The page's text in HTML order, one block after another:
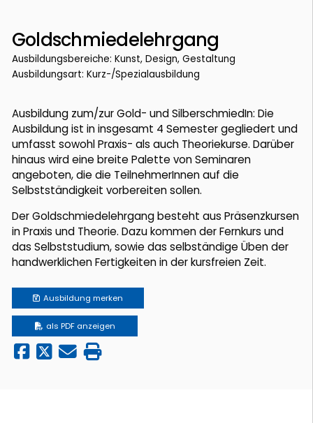
Goldschmiedelehrgang
Ausbildungsbereiche: Kunst, Design, Gestaltung
Ausbildungsart: Kurz-/Spezialausbildung
Ausbildung zum/zur Gold- und SilberschmiedIn: Die
Ausbildung ist in insgesamt 4 Semester gegliedert und
umfasst sowohl Praxis- als auch Theoriekurse. Darüber
hinaus wird eine breite Palette von Seminaren
angeboten, die die TeilnehmerInnen auf die
Selbstständigkeit vorbereiten sollen.
Der Goldschmiedelehrgang besteht aus Präsenzkursen
in Praxis und Theorie. Dazu kommen der Fernkurs und
das Selbststudium, sowie das selbständige Üben der
handwerklichen Fertigkeiten in der kursfreien Zeit.
Ausbildung merken
als PDF anzeigen